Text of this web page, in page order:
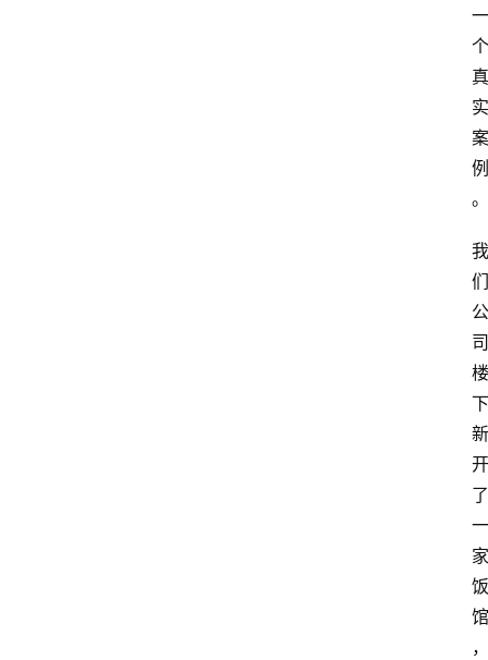
一
个
真
实
案
例
。
我
们
公
司
楼
下
新
开
了
一
家
饭
馆
，